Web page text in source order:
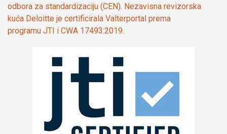
odbora za standardizaciju (CEN). Nezavisna revizorska
kuća Deloitte je certificirala Valterportal prema
programu JTI i CWA 17493:2019.